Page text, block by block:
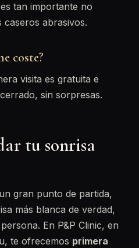
tan importante no
abrasivos.
coste?
visita es gratuita e
sin sorpresas.
tu sonrisa
gran punto de partida,
más blanca de verdad,
En P&P Clinic, en
te ofrecemos primera